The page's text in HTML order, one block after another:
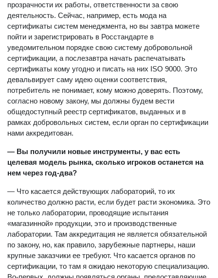
прозрачности их работы, ответственности за свою
деятельность. Сейчас, например, есть мода на
сертификаты систем менеджмента, но вы завтра можете
пойти и зарегистрировать в Росстандарте в
уведомительном порядке свою систему добровольной
сертификации, а послезавтра начать распечатывать
сертификаты кому угодно и писать на них ISO 9000. Это
девальвирует саму идею оценки соответствия,
потребитель не понимает, кому можно доверять. Поэтому,
согласно новому закону, мы должны будем вести
общедоступный реестр сертификатов, выданных и в
рамках добровольных систем, если орган по сертификации
нами аккредитован.
— Вы получили новые инструменты, у вас есть
целевая модель рынка, сколько игроков останется на
нем через год-два?
— Что касается действующих лабораторий, то их
количество должно расти, если будет расти экономика. Это
не только лаборатории, проводящие испытания
«магазинной» продукции, это и производственные
лаборатории. Там аккредитация не является обязательной
по закону, но, как правило, зарубежные партнеры, наши
крупные заказчики ее требуют. Что касается органов по
сертификации, то там я ожидаю некоторую специализацию.